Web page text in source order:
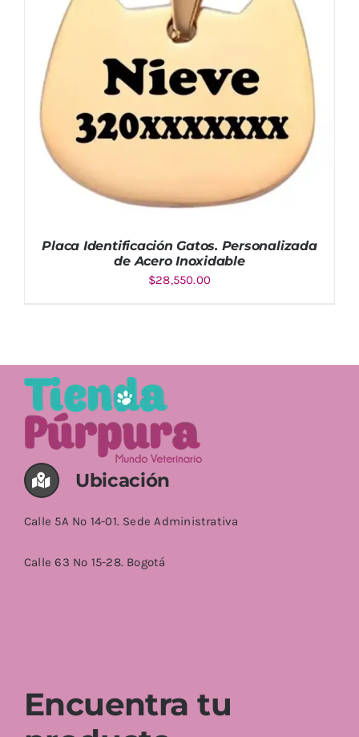
Placa Identificación Gatos. Personalizada
de Acero Inoxidable
$28,550.00
Ubicación
Calle 5A No 14-01. Sede Administrativa
Calle 63 No 15-28. Bogotá
Encuentra tu